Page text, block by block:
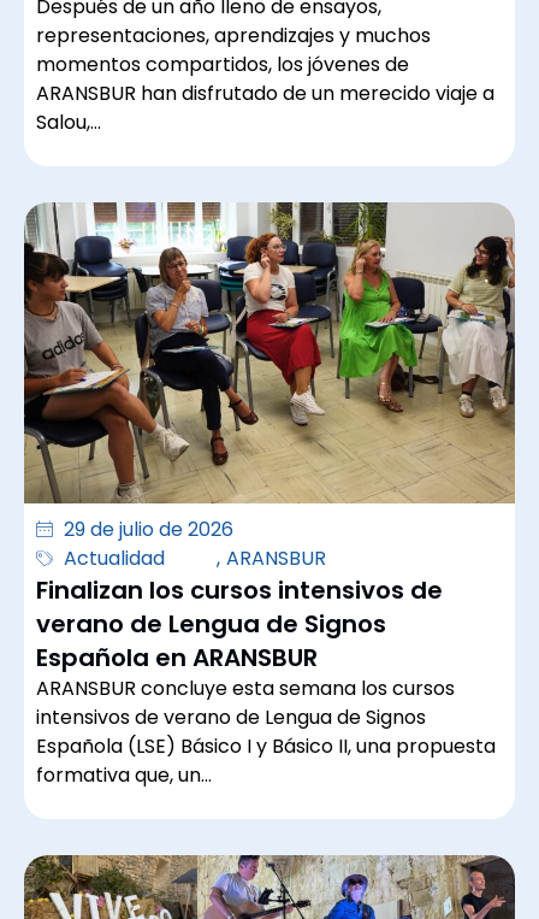
Después de un año lleno de ensayos,
representaciones, aprendizajes y muchos
momentos compartidos, los jóvenes de
ARANSBUR han disfrutado de un merecido viaje a
Salou,…
29 de julio de 2026
Actualidad
, ARANSBUR
Finalizan los cursos intensivos de
verano de Lengua de Signos
Española en ARANSBUR
ARANSBUR concluye esta semana los cursos
intensivos de verano de Lengua de Signos
Española (LSE) Básico I y Básico II, una propuesta
formativa que, un…